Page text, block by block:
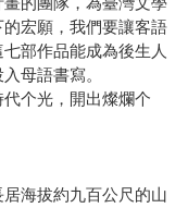
宏願，我們要讓客語
部作品能成為後生人
母語書寫。
个光，開出燦爛个
海拔約九百公尺的山